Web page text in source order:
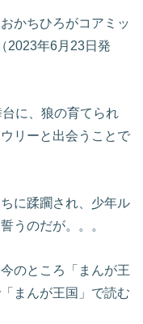
かちひろがコアミッ
2023年6月23日発
に、狼の育てられ
リーと出会うことで
に蹂躙され、少年ル
うのだが。。。
のところ「まんが王
まんが王国」で読む